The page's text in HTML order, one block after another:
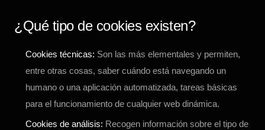
¿Qué tipo de cookies existen?
Cookies técnicas: Son las más elementales y permiten,
entre otras cosas, saber cuándo está navegando un
humano o una aplicación automatizada, tareas básicas
para el funcionamiento de cualquier web dinámica.
Cookies de análisis: Recogen información sobre el tipo de